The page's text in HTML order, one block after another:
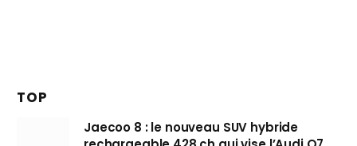
TOP
Jaecoo 8 : le nouveau SUV hybride